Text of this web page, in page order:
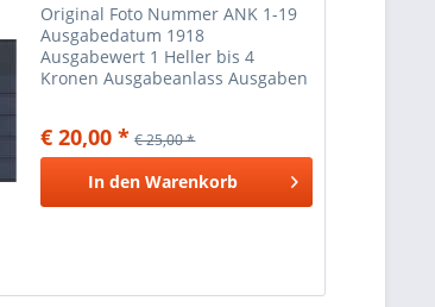
Original Foto Nummer ANK 1-19
Ausgabedatum 1918
Ausgabewert 1 Heller bis 4
Kronen Ausgabeanlass Ausgaben
oder Falzreste aufweisen und
ohne Gummi sein.
€ 20,00 * € 25,00 *
In den Warenkorb